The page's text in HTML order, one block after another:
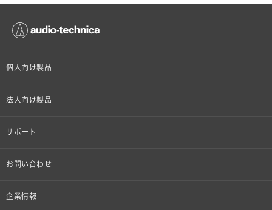
個人向け製品
オンラインストア限定
法人向け製品
設備音響機器
サポート
個人向け製品サポート
お問い合わせ
その他、メディア 取材関連等のお問い合わせ
企業情報